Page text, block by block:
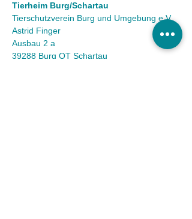
Tierheim Burg/Schartau
Tierschutzverein Burg und Umgebung e.V.
Astrid Finger
Ausbau 2 a
39288 Burg OT Schartau